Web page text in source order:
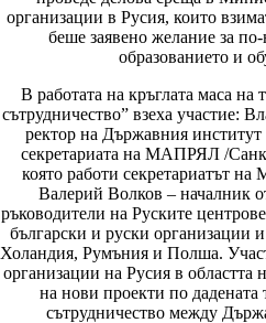
организации в Русия, които
беше заявено желание за
образованието и
В работата на кръглата маса на
сътрудничество” взеха участие:
ректор на Държавния
секретариата на МАПРЯЛ /
която работи секретариатът
Валерий Волков – началник
ръководители на Руските
български и руски организации
Холандия, Румъния и Полша.
организации на Русия в областта
на нови проекти по дадената
сътрудничество между